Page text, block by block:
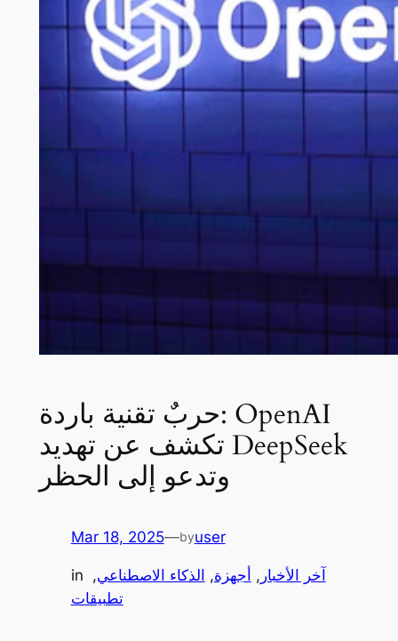
حربٌ تقنية باردة: OpenAI
تكشف عن تهديد DeepSeek
وتدعو إلى الحظر
Mar 18, 2025—byuser
in آخر الأخبار , أجهزة, الذكاء الاصطناعي,
تطبيقات